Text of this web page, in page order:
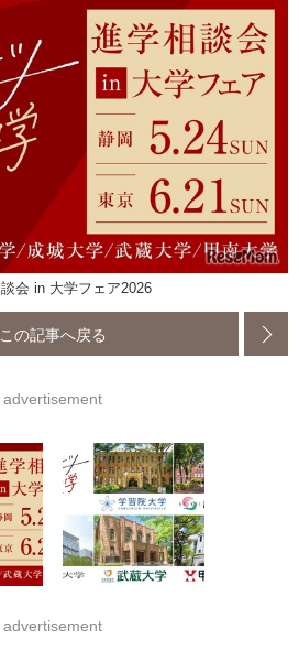
会 in 大学フェア2026
この記事へ戻る
advertisement
advertisement